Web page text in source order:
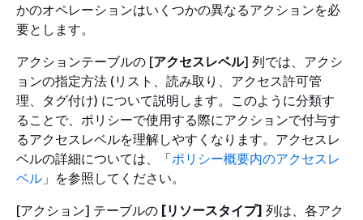
かのオペレーションはいくつかの異なるアクションを必
要とします。
アクションテーブルの [アクセスレベル] 列では、アクシ
ョンの指定方法 (リスト、読み取り、アクセス許可管
理、タグ付け) について説明します。このように分類す
ることで、ポリシーで使用する際にアクションで付与す
るアクセスレベルを理解しやすくなります。アクセスレ
ベルの詳細については、「ポリシー概要内のアクセスレ
ベル 」を参照してください。
[アクション] テーブルの [リソースタイプ] 列は、各アク